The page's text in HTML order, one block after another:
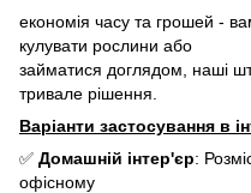
економія часу та грошей -
кулувати рослини або
займатися доглядом, наші
тривале рішення.
Варіанти застосування в
✅ Домашній інтер'єр:
офісному